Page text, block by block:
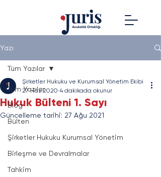
Yazı
Tüm Yazılar
Blog
Bülten
Şirketler Hukuku Kurumsal Yönetim
Birleşme ve Devralmalar
Tahkim
Tüm Yazılar
Hukuk Bülteni 1. Sayı
Şirketler Hukuku ve Kurumsal Yönetim Ekibi
27 Haz 2020 4 dakikada okunur
Güncelleme tarihi: 27 Ağu 2021